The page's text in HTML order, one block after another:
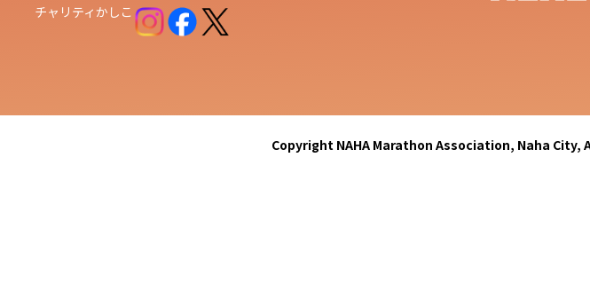
チャリティかしこ
Copyright NAHA Marathon Association, Naha City,